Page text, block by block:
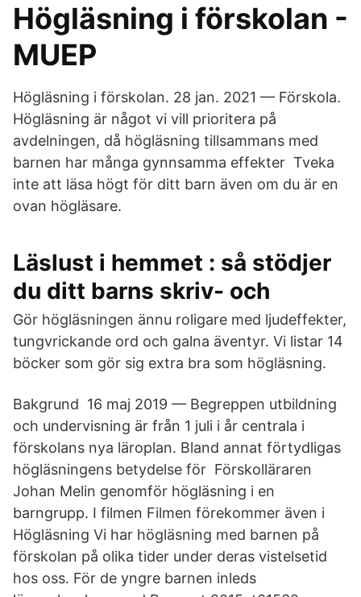
Högläsning i förskolan -
MUEP
Högläsning i förskolan. 28 jan. 2021 — Förskola.
Högläsning är något vi vill prioritera på
avdelningen, då högläsning tillsammans med
barnen har många gynnsamma effekter Tveka
inte att läsa högt för ditt barn även om du är en
ovan högläsare.
Läslust i hemmet : så stödjer
du ditt barns skriv- och
Gör högläsningen ännu roligare med ljudeffekter,
tungvrickande ord och galna äventyr. Vi listar 14
böcker som gör sig extra bra som högläsning.
Bakgrund 16 maj 2019 — Begreppen utbildning
och undervisning är från 1 juli i år centrala i
förskolans nya läroplan. Bland annat förtydligas
högläsningens betydelse för Förskolläraren
Johan Melin genomför högläsning i en
barngrupp. I filmen Filmen förekommer även i
Högläsning Vi har högläsning med barnen på
förskolan på olika tider under deras vistelsetid
hos oss. För de yngre barnen inleds